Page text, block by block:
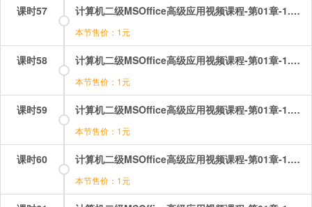
课时57 计算机二级MSOffice高级应用视频课程-第01章-1.1概述.mp4
本节售价：1元
课时58 计算机二级MSOffice高级应用视频课程-第01章-1.2信息的表示与存储.mp4
本节售价：1元
课时59 计算机二级MSOffice高级应用视频课程-第01章-1.3计算机硬件系统.mp4
本节售价：1元
课时60 计算机二级MSOffice高级应用视频课程-第01章-1.4计算机软件系统.mp4
本节售价：1元